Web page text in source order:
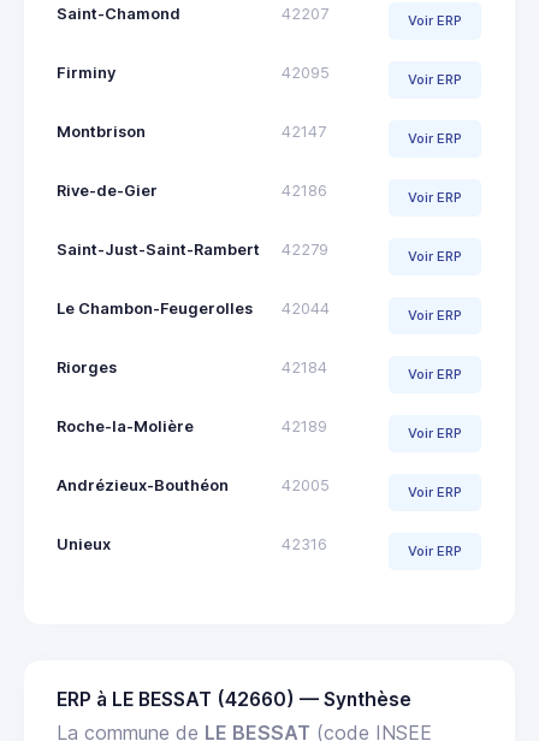
Saint-Chamond 42207 Voir ERP
Firminy 42095 Voir ERP
Montbrison 42147 Voir ERP
Rive-de-Gier 42186 Voir ERP
Saint-Just-Saint-Rambert 42279 Voir ERP
Le Chambon-Feugerolles 42044 Voir ERP
Riorges 42184 Voir ERP
Roche-la-Molière 42189 Voir ERP
Andrézieux-Bouthéon 42005 Voir ERP
Unieux 42316 Voir ERP
ERP à LE BESSAT (42660) — Synthèse
La commune de LE BESSAT (code INSEE